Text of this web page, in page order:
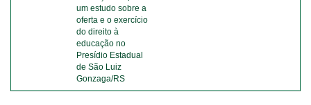
um estudo sobre a
oferta e o exercício
do direito à
educação no
Presídio Estadual
de São Luiz
Gonzaga/RS